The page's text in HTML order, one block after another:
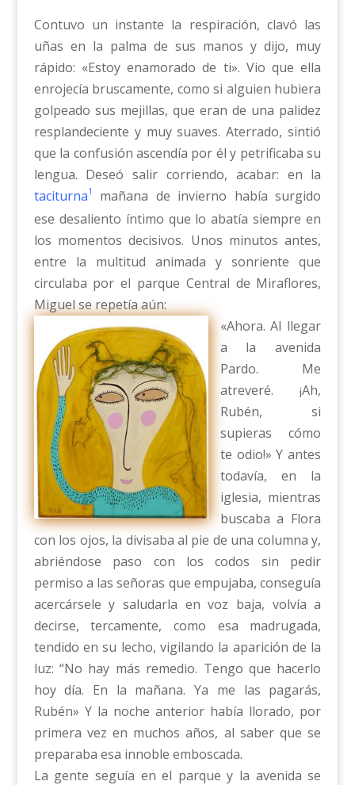
Contuvo un instante la respiración, clavó las
uñas en la palma de sus manos y dijo, muy
rápido: «Estoy enamorado de ti». Vio que ella
enrojecía bruscamente, como si alguien hubiera
golpeado sus mejillas, que eran de una palidez
resplandeciente y muy suaves. Aterrado, sintió
que la confusión ascendía por él y petrificaba su
lengua. Deseó salir corriendo, acabar: en la
taciturna1
mañana de invierno había surgido
ese desaliento íntimo que lo abatía siempre en
los momentos decisivos. Unos minutos antes,
entre la multitud animada y sonriente que
circulaba por el parque Central de Miraflores,
Miguel se repetía aún:
«Ahora. Al llegar
a la avenida
Pardo. Me
atreveré. ¡Ah,
Rubén, si
supieras cómo
te odio!» Y antes
todavía, en la
iglesia, mientras
buscaba a Flora
con los ojos, la divisaba al pie de una columna y,
abriéndose paso con los codos sin pedir
permiso a las señoras que empujaba, conseguía
acercársele y saludarla en voz baja, volvía a
decirse, tercamente, como esa madrugada,
tendido en su lecho, vigilando la aparición de la
luz: “No hay más remedio. Tengo que hacerlo
hoy día. En la mañana. Ya me las pagarás,
Rubén» Y la noche anterior había llorado, por
primera vez en muchos años, al saber que se
preparaba esa innoble emboscada.
La gente seguía en el parque y la avenida se